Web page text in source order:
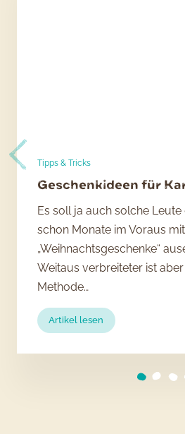
Tipps & Tricks
Geschenkideen für
Es soll ja auch solche
schon Monate im Voraus
„Weihnachtsgeschenke“
Weitaus verbreiteter ist
Methode…
Artikel lesen
Geschenkideen